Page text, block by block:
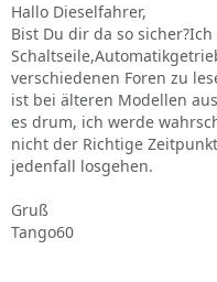
Hallo Dieselfahrer,
Bist Du dir da so
verschiedenen Foren zu
ist bei älteren Modellen
es drum, ich werde
nicht der Richtige
jedenfall losgehen.
Gruß
Tango60